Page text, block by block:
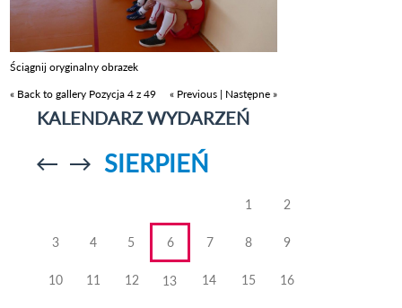
Ściągnij oryginalny obrazek
« Back to gallery Pozycja 4 z 49 « Previous | Następne »
KALENDARZ WYDARZEŃ
Przejdź doPrzejdź do
SIERPIEŃ
1 2
3 4 5 6 7 8 9
10 11 12 13 14 15 16